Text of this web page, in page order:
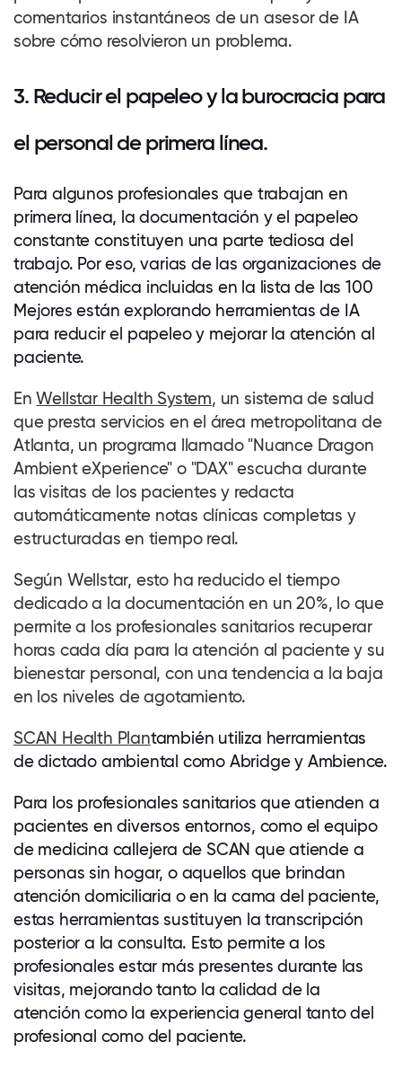
comentarios instantáneos de un asesor de IA
sobre cómo resolvieron un problema.
3. Reducir el papeleo y la burocracia para
el personal de primera línea.
Para algunos profesionales que trabajan en
primera línea, la documentación y el papeleo
constante constituyen una parte tediosa del
trabajo. Por eso, varias de las organizaciones de
atención médica incluidas en la lista de las 100
Mejores están explorando herramientas de IA
para reducir el papeleo y mejorar la atención al
paciente.
EnWellstar Health System, un sistema de salud
que presta servicios en el área metropolitana de
Atlanta, un programa llamado "Nuance Dragon
Ambient eXperience" o "DAX" escucha durante
las visitas de los pacientes y redacta
automáticamente notas clínicas completas y
estructuradas en tiempo real.
Según Wellstar, esto ha reducido el tiempo
dedicado a la documentación en un 20%, lo que
permite a los profesionales sanitarios recuperar
horas cada día para la atención al paciente y su
bienestar personal, con una tendencia a la baja
en los niveles de agotamiento.
SCAN Health Plantambién utiliza herramientas
de dictado ambiental como Abridge y Ambience.
Para los profesionales sanitarios que atienden a
pacientes en diversos entornos, como el equipo
de medicina callejera de SCAN que atiende a
personas sin hogar, o aquellos que brindan
atención domiciliaria o en la cama del paciente,
estas herramientas sustituyen la transcripción
posterior a la consulta. Esto permite a los
profesionales estar más presentes durante las
visitas, mejorando tanto la calidad de la
atención como la experiencia general tanto del
profesional como del paciente.